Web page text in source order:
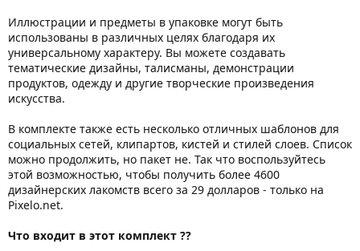
Иллюстрации и предметы в упаковке могут быть
использованы в различных целях благодаря их
универсальному характеру. Вы можете создавать
тематические дизайны, талисманы, демонстрации
продуктов, одежду и другие творческие произведения
искусства.
В комплекте также есть несколько отличных шаблонов для
социальных сетей, клипартов, кистей и стилей слоев. Список
можно продолжить, но пакет не. Так что воспользуйтесь
этой возможностью, чтобы получить более 4600
дизайнерских лакомств всего за 29 долларов - только на
Pixelo.net.
Что входит в этот комплект ??